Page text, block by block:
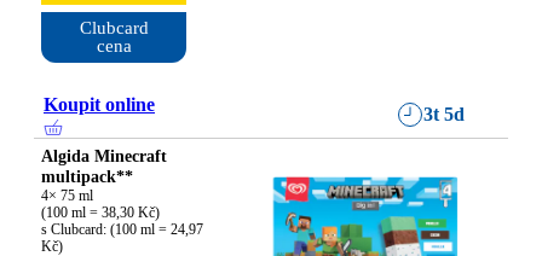
Clubcard
cena
Koupit online 3t 5d
Algida Minecraft
multipack**
4× 75 ml
(100 ml = 38,30 Kč)
s Clubcard: (100 ml = 24,97
Kč)